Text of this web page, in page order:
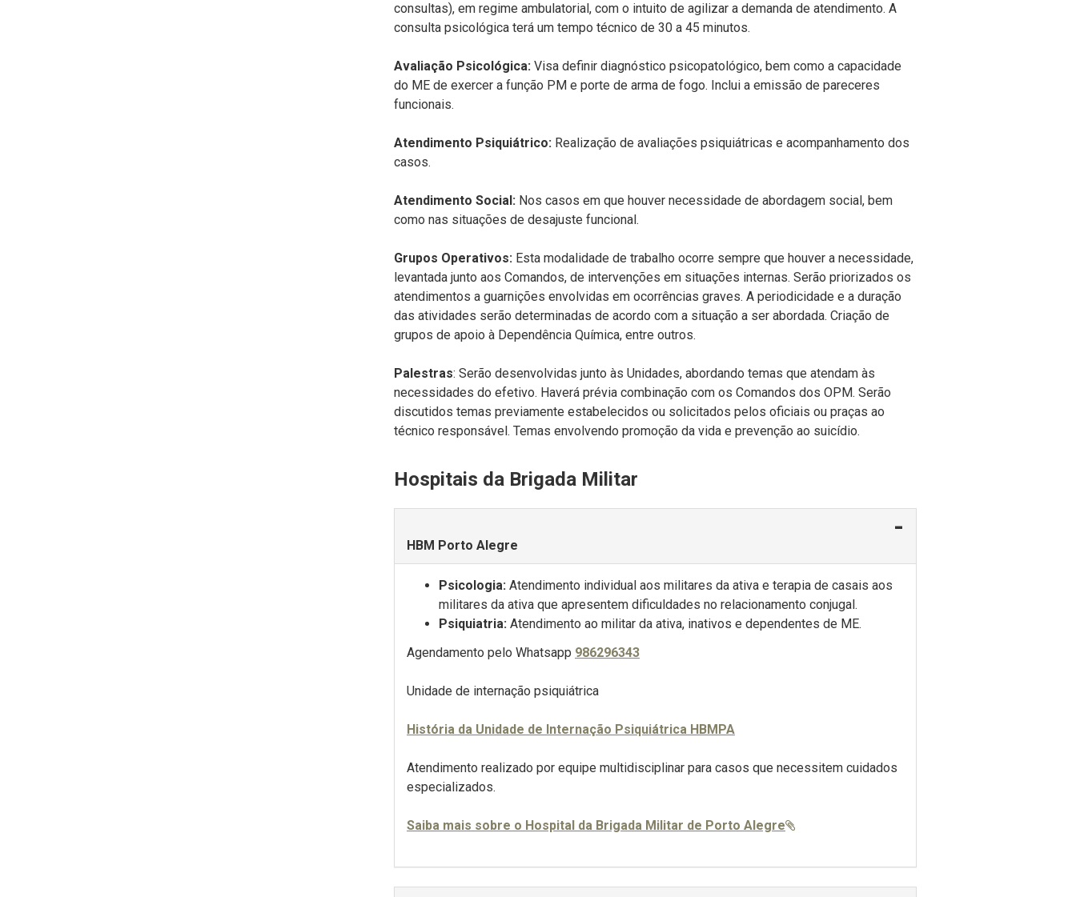
consultas), em regime ambulatorial, com o intuito de agilizar a demanda de atendimento. A
consulta psicológica terá um tempo técnico de 30 a 45 minutos.
Avaliação Psicológica: Visa definir diagnóstico psicopatológico, bem como a capacidade
do ME de exercer a função PM e porte de arma de fogo. Inclui a emissão de pareceres
funcionais.
Atendimento Psiquiátrico: Realização de avaliações psiquiátricas e acompanhamento dos
casos.
Atendimento Social: Nos casos em que houver necessidade de abordagem social, bem
como nas situações de desajuste funcional.
Grupos Operativos: Esta modalidade de trabalho ocorre sempre que houver a necessidade,
levantada junto aos Comandos, de intervenções em situações internas. Serão priorizados os
atendimentos a guarnições envolvidas em ocorrências graves. A periodicidade e a duração
das atividades serão determinadas de acordo com a situação a ser abordada. Criação de
grupos de apoio à Dependência Química, entre outros.
Palestras: Serão desenvolvidas junto às Unidades, abordando temas que atendam às
necessidades do efetivo. Haverá prévia combinação com os Comandos dos OPM. Serão
discutidos temas previamente estabelecidos ou solicitados pelos oficiais ou praças ao
técnico responsável. Temas envolvendo promoção da vida e prevenção ao suicídio.
Hospitais da Brigada Militar
HBM Porto Alegre
Psicologia: Atendimento individual aos militares da ativa e terapia de casais aos
militares da ativa que apresentem dificuldades no relacionamento conjugal.
Psiquiatria: Atendimento ao militar da ativa, inativos e dependentes de ME.
Agendamento pelo Whatsapp 986296343
Unidade de internação psiquiátrica
História da Unidade de Internação Psiquiátrica HBMPA
Atendimento realizado por equipe multidisciplinar para casos que necessitem cuidados
especializados.
Saiba mais sobre o Hospital da Brigada Militar de Porto Alegre